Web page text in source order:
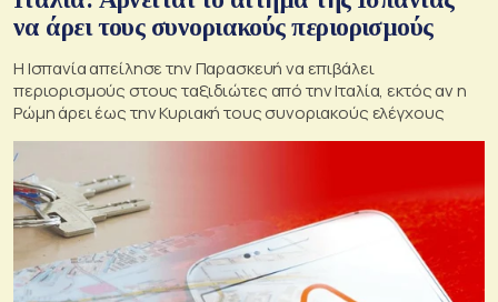
να άρει τους συνοριακούς περιορισμούς
Η Ισπανία απείλησε την Παρασκευή να επιβάλει
περιορισμούς στους ταξιδιώτες από την Ιταλία, εκτός αν η
Ρώμη άρει έως την Κυριακή τους συνοριακούς ελέγχους